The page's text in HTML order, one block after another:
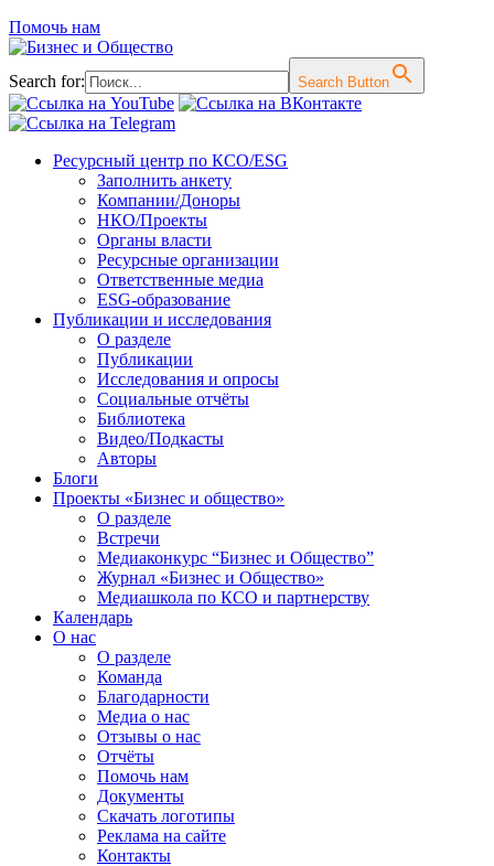
Помочь нам
Search for: Search Button
Перейти
содержимому
Ресурсный центр по КСО/ESG
Заполнить анкету
Компании/Доноры
НКО/Проекты
Органы власти
Ресурсные организации
Ответственные медиа
ESG-образование
Публикации и исследования
О разделе
Публикации
Исследования и опросы
Социальные отчёты
Библиотека
Видео/Подкасты
Авторы
Блоги
Проекты «Бизнес и общество»
О разделе
Встречи
Медиаконкурс “Бизнес и Общество”
Журнал «Бизнес и Общество»
Медиашкола по КСО и партнерству
Календарь
О нас
О разделе
Команда
Благодарности
Медиа о нас
Отзывы о нас
Отчёты
Помочь нам
Документы
Скачать логотипы
Реклама на сайте
Контакты